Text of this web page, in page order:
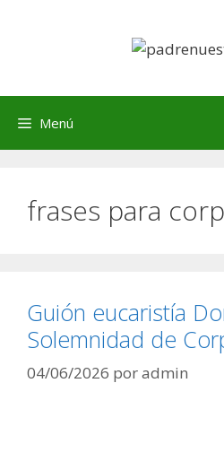
Menú
frases para
Guión eucaristía
Solemnidad de
04/06/2026 poradmin